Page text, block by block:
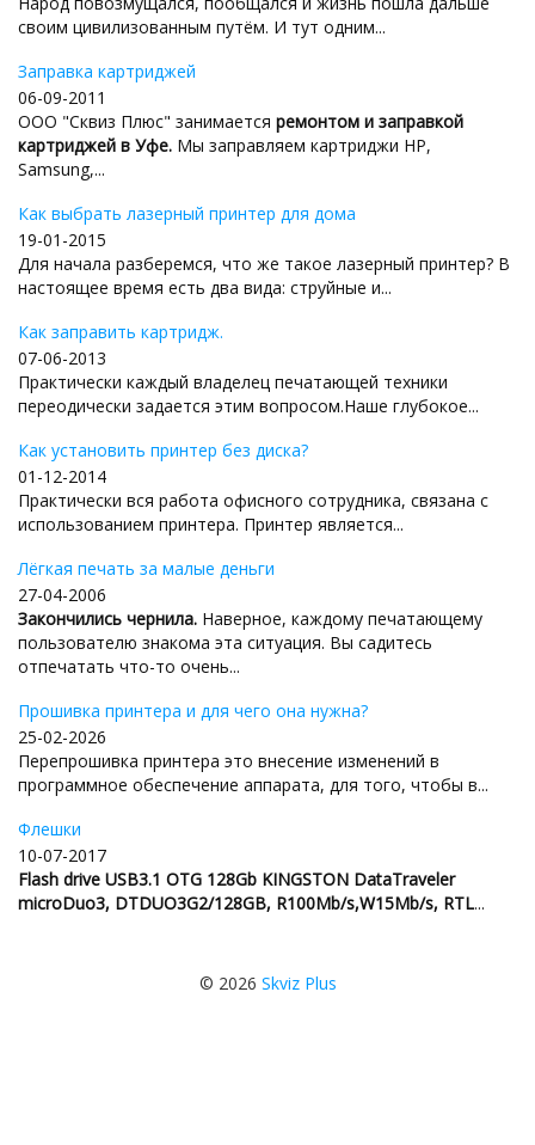
своим цивилизованным путём. И тут одним...
Заправка картриджей
06-09-2011
ООО "Сквиз Плюс" занимается ремонтом и заправкой
картриджей в Уфе. Мы заправляем картриджи HP,
Samsung,...
Как выбрать лазерный принтер для дома
19-01-2015
Для начала разберемся, что же такое лазерный принтер? В
настоящее время есть два вида: струйные и...
Как заправить картридж.
07-06-2013
Практически каждый владелец печатающей техники
переодически задается этим вопросом.Наше глубокое...
Как установить принтер без диска?
01-12-2014
Практически вся работа офисного сотрудника, связана с
использованием принтера. Принтер является...
Лёгкая печать за малые деньги
27-04-2006
Закончились чернила. Наверное, каждому печатающему
пользователю знакома эта ситуация. Вы садитесь
отпечатать что-то очень...
Прошивка принтера и для чего она нужна?
25-02-2026
Перепрошивка принтера это внесение изменений в
программное обеспечение аппарата, для того, чтобы в...
Флешки
10-07-2017
Flash drive USB3.1 OTG 128Gb KINGSTON DataTraveler
microDuo3, DTDUO3G2/128GB, R100Mb/s,W15Mb/s, RTL...
© 2026 Skviz Plus